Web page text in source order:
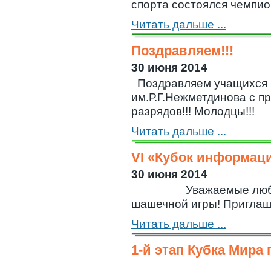
спорта состоялся
Читать дальше ...
Поздравляем!!!
30 июня 2014
Поздравляем
им.Р.Г.Нежметдинова с
разрядов!!! Молодцы!!!
Читать дальше ...
VI «Кубок
30 июня 2014
Уважаемые
шашечной игры!
Читать дальше ...
1-й этап Кубка